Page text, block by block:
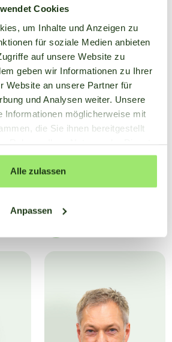
Cookies
um Inhalte und Anzeigen zu
für soziale Medien anbieten
auf unsere Website zu
geben wir Informationen zu Ihrer
Website an unsere Partner für
und Analysen weiter. Unsere
Informationen möglicherweise mit
die Sie ihnen bereitgestellt
Alle zulassen
Anpassen
Bas Besuijen
Vertreter für